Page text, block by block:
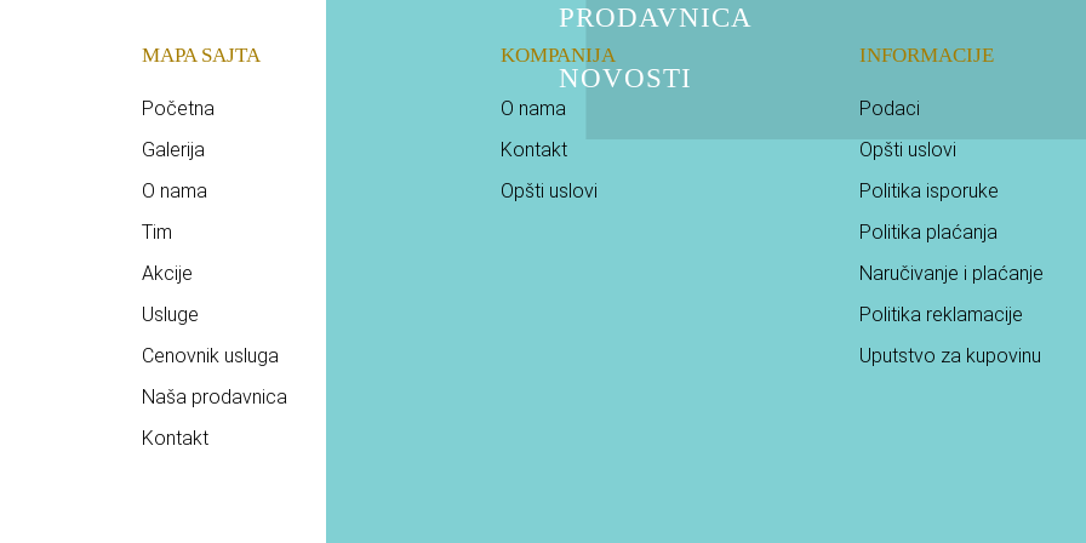
PRODAVNICA
NOVOSTI
MAPA SAJTA
Početna
Galerija
O nama
Tim
Akcije
Usluge
Cenovnik usluga
Naša prodavnica
Kontakt
KOMPANIJA
O nama
Kontakt
Opšti uslovi
INFORMACIJE
Podaci
Opšti uslovi
Politika isporuke
Politika plaćanja
Naručivanje i plaćanje
Politika reklamacije
Uputstvo za kupovinu